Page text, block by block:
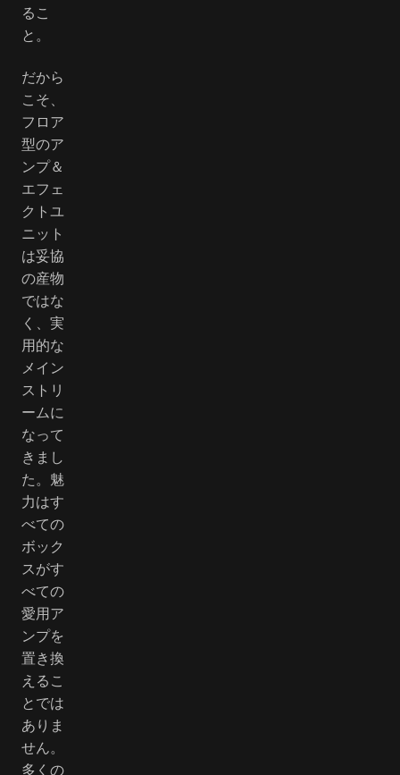
るこ
と。
だから
こそ、
フロア
型のア
ンプ＆
エフェ
クトユ
ニット
は妥協
の産物
ではな
く、実
用的な
メイン
ストリ
ームに
なって
きまし
た。魅
力はす
べての
ボック
スがす
べての
愛用ア
ンプを
置き換
えるこ
とでは
ありま
せん。
多くの